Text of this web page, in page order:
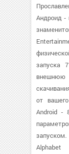
Андроид -
запуска
от
Android -
Alphabet